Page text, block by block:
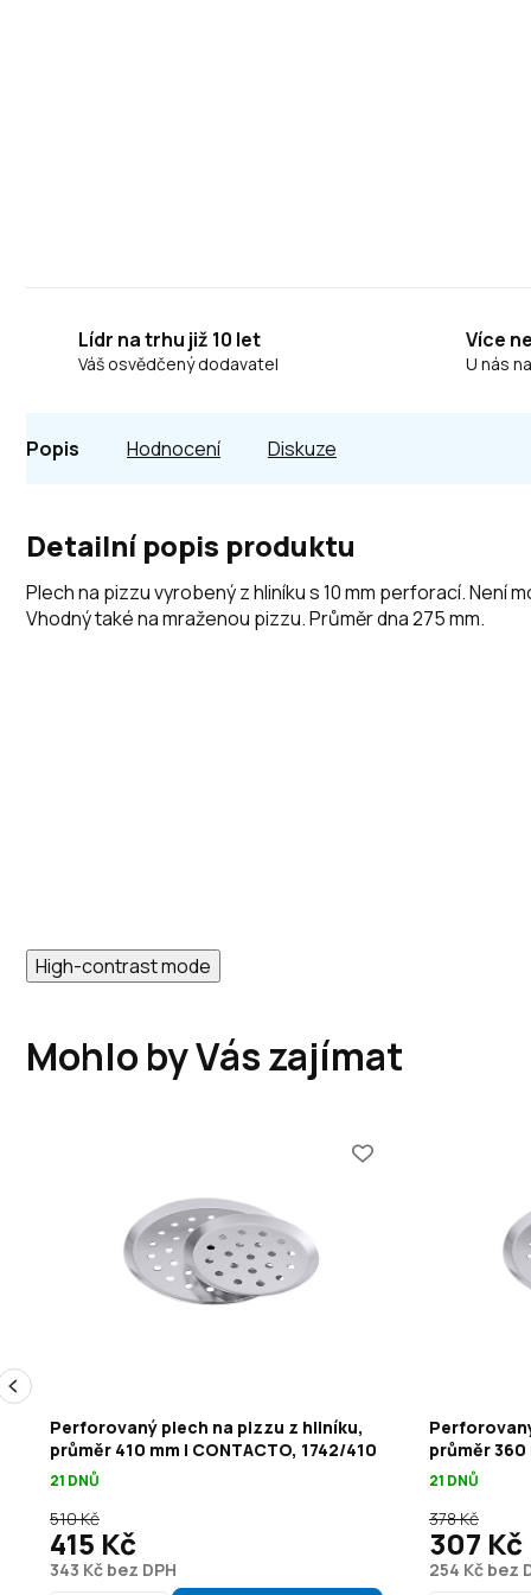
Lídr na trhu již 10 let
Váš osvědčený dodavatel
Více
U nás
Popis Hodnocení Diskuze
Detailní popis produktu
Plech na pizzu vyrobený z hliníku s 10 mm perforací. Není
Vhodný také na mraženou pizzu. Průměr dna 275 mm.
High-contrast mode
Mohlo by Vás zajímat
Perforovaný plech na pizzu z hliníku,
průměr 410 mm | CONTACTO, 1742/410
21 DNŮ
343 Kč bez DPH
510 Kč
415 Kč
průměr 360
21 DNŮ
254 Kč bez
378 Kč
307 Kč